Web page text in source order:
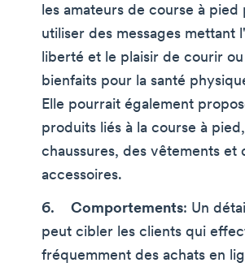
les amateurs de course à pied
utiliser des messages mettant
liberté et le plaisir de courir
bienfaits pour la santé
Elle pourrait également
produits liés à la course à
chaussures, des vêtements et
accessoires.
Comportements: Un
peut cibler les clients qui
fréquemment des achats en